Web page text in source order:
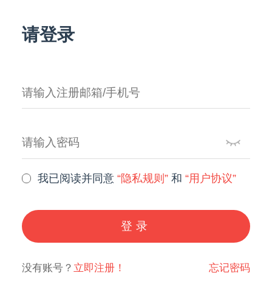
请登录
我已阅读并同意“隐私规则” 和“用户协议”
登录
没有账号？ 立即注册！ 忘记密码